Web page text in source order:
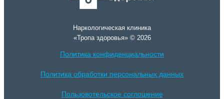
Наркологическая клиника
«Тропа здоровья» © 2026
Политика конфиденциальности
Политика обработки персональных данных
Пользовотельское соглошение